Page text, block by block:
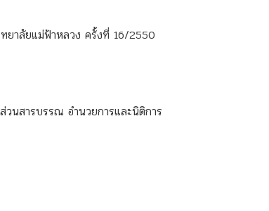
ยาลัยแม่ฟ้าหลวง ครั้งที่ 16/2550
วนสารบรรณ อำนวยการและนิติการ